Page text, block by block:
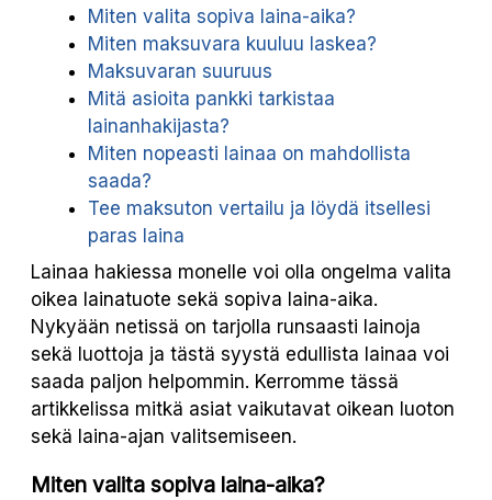
Miten valita sopiva laina-aika?
Miten maksuvara kuuluu laskea?
Maksuvaran suuruus
Mitä asioita pankki tarkistaa
lainanhakijasta?
Miten nopeasti lainaa on mahdollista
saada?
Tee maksuton vertailu ja löydä itsellesi
paras laina
Lainaa hakiessa monelle voi olla ongelma valita
oikea lainatuote sekä sopiva laina-aika.
Nykyään netissä on tarjolla runsaasti lainoja
sekä luottoja ja tästä syystä edullista lainaa voi
saada paljon helpommin. Kerromme tässä
artikkelissa mitkä asiat vaikutavat oikean luoton
sekä laina-ajan valitsemiseen.
Miten valita sopiva laina-aika?